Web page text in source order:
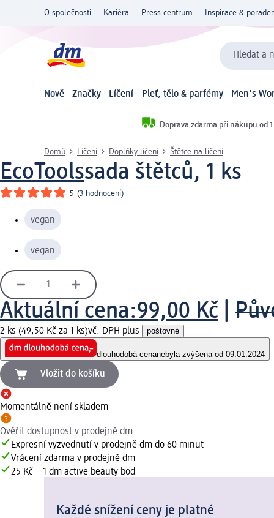
O společnosti Kariéra Press centrum Inspirace &
Hledat a
Nově Značky Líčení Pleť, tělo & parfémy Men's
Doprava zdarma při nákupu od 1
Domů Líčení Doplňky líčení Štětce na líčení
EcoToolssada štětců, 1 ks
5 (3 hodnocení)
vegan
vegan
Aktuální cena:99,00 Kč
2 ks (49,50 Kč za 1 ks)vč. DPH plus poštovné
dlouhodobá cenanebyla zvýšena od 09.01.2024
Vložit do košíku
Momentálně není skladem
Ověřit dostupnost v prodejně dm
Expresní vyzvednutí v prodejně dm do 60 minut
Vrácení zdarma v prodejně dm
25 Kč = 1 dm active beauty bod
Každé snížení ceny je platné